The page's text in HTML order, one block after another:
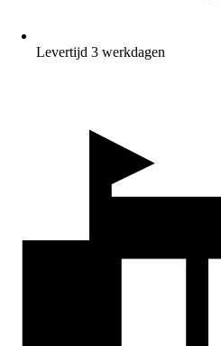
Levertijd 3 werkdagen